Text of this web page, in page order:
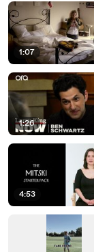
1:07
1:26
4:53